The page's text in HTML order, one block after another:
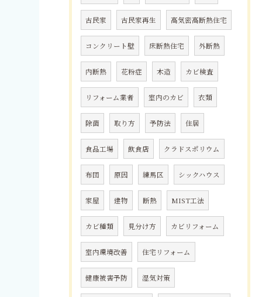
古民家 古民家再生 高気密高断熱住宅
コンクリート壁 床断熱住宅 外断熱
内断熱 花粉症 木造 カビ検査
リフォーム業者 室内のカビ 衣類
除菌 取り方 予防法 住居
食品工場 飲食店 クラドスポリウム
布団 原因 練馬区 シックハウス
家屋 建物 断熱 MIST工法
カビ種類 見分け方 カビリフォーム
室内環境改善 住宅リフォーム
健康被害予防 湿気対策